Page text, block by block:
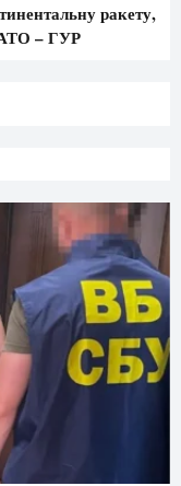
ракету,
– ГУР